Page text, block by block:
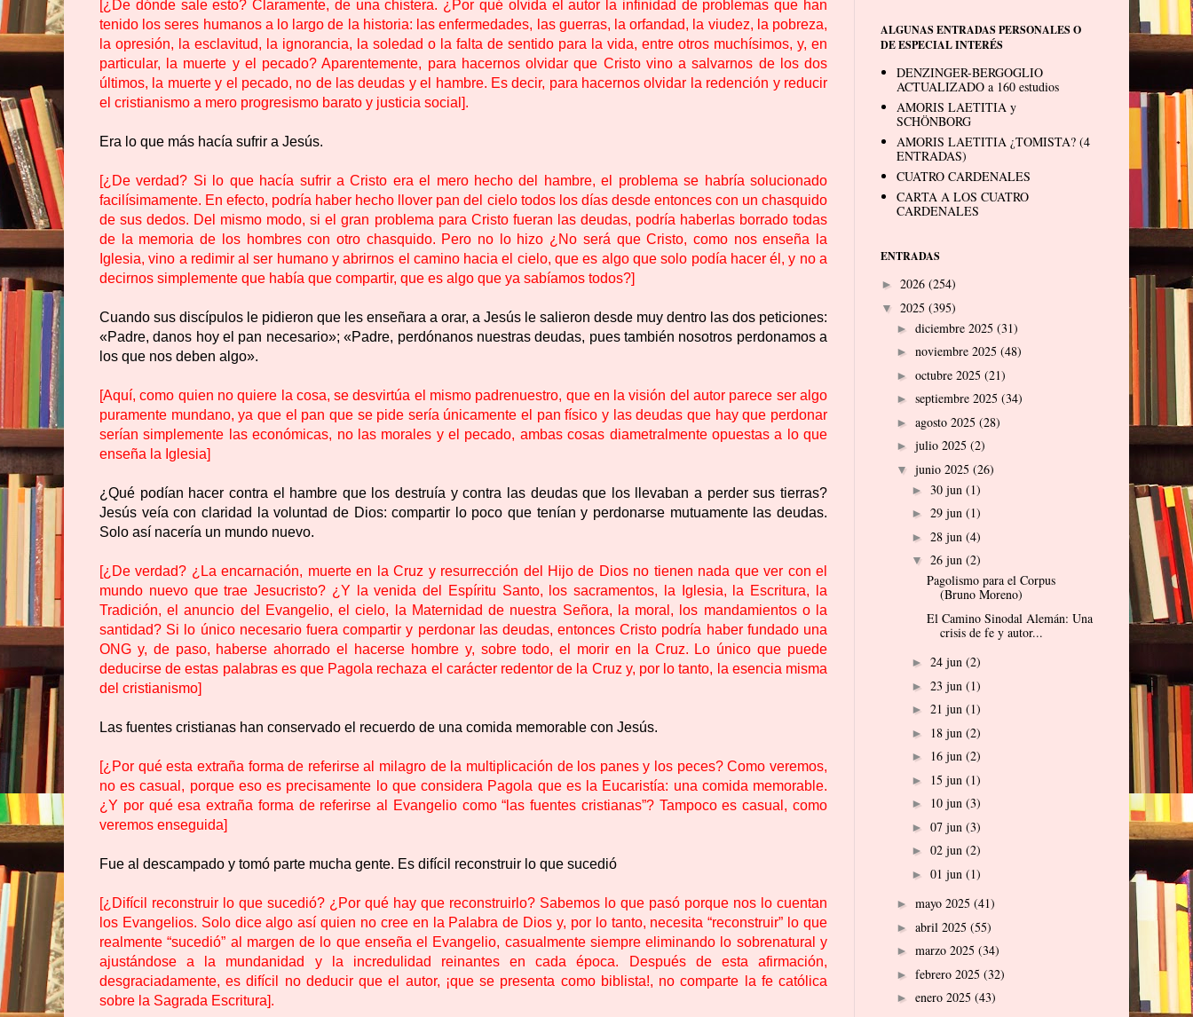
[¿De dónde sale esto? Claramente, de una chistera. ¿Por qué olvida el autor la infinidad de problemas que han
tenido los seres humanos a lo largo de la historia: las enfermedades, las guerras, la orfandad, la viudez, la pobreza,
la opresión, la esclavitud, la ignorancia, la soledad o la falta de sentido para la vida, entre otros muchísimos, y, en
particular, la muerte y el pecado? Aparentemente, para hacernos olvidar que Cristo vino a salvarnos de los dos
últimos, la muerte y el pecado, no de las deudas y el hambre. Es decir, para hacernos olvidar la redención y reducir
el cristianismo a mero progresismo barato y justicia social].
Era lo que más hacía sufrir a Jesús.
[¿De verdad? Si lo que hacía sufrir a Cristo era el mero hecho del hambre, el problema se habría solucionado
facilísimamente. En efecto, podría haber hecho llover pan del cielo todos los días desde entonces con un chasquido
de sus dedos. Del mismo modo, si el gran problema para Cristo fueran las deudas, podría haberlas borrado todas
de la memoria de los hombres con otro chasquido. Pero no lo hizo ¿No será que Cristo, como nos enseña la
Iglesia, vino a redimir al ser humano y abrirnos el camino hacia el cielo, que es algo que solo podía hacer él, y no a
decirnos simplemente que había que compartir, que es algo que ya sabíamos todos?]
Cuando sus discípulos le pidieron que les enseñara a orar, a Jesús le salieron desde muy dentro las dos peticiones:
«Padre, danos hoy el pan necesario»; «Padre, perdónanos nuestras deudas, pues también nosotros perdonamos a
los que nos deben algo».
[Aquí, como quien no quiere la cosa, se desvirtúa el mismo padrenuestro, que en la visión del autor parece ser algo
puramente mundano, ya que el pan que se pide sería únicamente el pan físico y las deudas que hay que perdonar
serían simplemente las económicas, no las morales y el pecado, ambas cosas diametralmente opuestas a lo que
enseña la Iglesia]
¿Qué podían hacer contra el hambre que los destruía y contra las deudas que los llevaban a perder sus tierras?
Jesús veía con claridad la voluntad de Dios: compartir lo poco que tenían y perdonarse mutuamente las deudas.
Solo así nacería un mundo nuevo.
[¿De verdad? ¿La encarnación, muerte en la Cruz y resurrección del Hijo de Dios no tienen nada que ver con el
mundo nuevo que trae Jesucristo? ¿Y la venida del Espíritu Santo, los sacramentos, la Iglesia, la Escritura, la
Tradición, el anuncio del Evangelio, el cielo, la Maternidad de nuestra Señora, la moral, los mandamientos o la
santidad? Si lo único necesario fuera compartir y perdonar las deudas, entonces Cristo podría haber fundado una
ONG y, de paso, haberse ahorrado el hacerse hombre y, sobre todo, el morir en la Cruz. Lo único que puede
deducirse de estas palabras es que Pagola rechaza el carácter redentor de la Cruz y, por lo tanto, la esencia misma
del cristianismo]
Las fuentes cristianas han conservado el recuerdo de una comida memorable con Jesús.
[¿Por qué esta extraña forma de referirse al milagro de la multiplicación de los panes y los peces? Como veremos,
no es casual, porque eso es precisamente lo que considera Pagola que es la Eucaristía: una comida memorable.
¿Y por qué esa extraña forma de referirse al Evangelio como “las fuentes cristianas”? Tampoco es casual, como
veremos enseguida]
Fue al descampado y tomó parte mucha gente. Es difícil reconstruir lo que sucedió
[¿Difícil reconstruir lo que sucedió? ¿Por qué hay que reconstruirlo? Sabemos lo que pasó porque nos lo cuentan
los Evangelios. Solo dice algo así quien no cree en la Palabra de Dios y, por lo tanto, necesita “reconstruir” lo que
realmente “sucedió” al margen de lo que enseña el Evangelio, casualmente siempre eliminando lo sobrenatural y
ajustándose a la mundanidad y la incredulidad reinantes en cada época. Después de esta afirmación,
desgraciadamente, es difícil no deducir que el autor, ¡que se presenta como biblista!, no comparte la fe católica
sobre la Sagrada Escritura].
ALGUNAS ENTRADAS PERSONALES O
DE ESPECIAL INTERÉS
DENZINGER-BERGOGLIO
ACTUALIZADO a 160 estudios
AMORIS LAETITIA y
SCHÖNBORG
AMORIS LAETITIA ¿TOMISTA? (4
ENTRADAS)
CUATRO CARDENALES
CARTA A LOS CUATRO
CARDENALES
ENTRADAS
► 2026 (254)
▼ 2025 (395)
► diciembre 2025 (31)
► noviembre 2025 (48)
► octubre 2025 (21)
► septiembre 2025 (34)
► agosto 2025 (28)
► julio 2025 (2)
▼ junio 2025 (26)
► 30 jun (1)
► 29 jun (1)
► 28 jun (4)
▼ 26 jun (2)
Pagolismo para el Corpus
(Bruno Moreno)
El Camino Sinodal Alemán: Una
crisis de fe y autor...
► 24 jun (2)
► 23 jun (1)
► 21 jun (1)
► 18 jun (2)
► 16 jun (2)
► 15 jun (1)
► 10 jun (3)
► 07 jun (3)
► 02 jun (2)
► 01 jun (1)
► mayo 2025 (41)
► abril 2025 (55)
► marzo 2025 (34)
► febrero 2025 (32)
► enero 2025 (43)